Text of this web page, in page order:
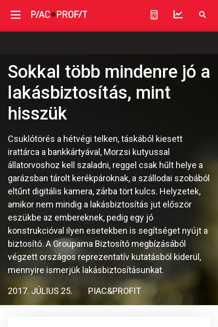
Sokkal több mindenre jó a
lakásbiztosítás, mint
hisszük
Csuklótörés a hétvégi telken, táskából kiesett
irattárca a bankkártyával, Morzsi kutyussal
állatorvoshoz kell szaladni, reggel csak hűlt helye a
garázsban tárolt kerékpároknak, a szállodai szobából
eltűnt digitális kamera, zárba tört kulcs. Helyzetek,
amikor nem mindig a lakásbiztosítás jut először
eszükbe az embereknek, pedig egy jó
konstrukcióval ilyen esetekben is segítséget nyújt a
biztosító. A Groupama Biztosító megbízásából
végzett országos reprezentatív kutatásból kiderül,
mennyire ismerjük lakásbiztosításunkat.
2017. JÚLIUS 25. PIAC&PROFIT